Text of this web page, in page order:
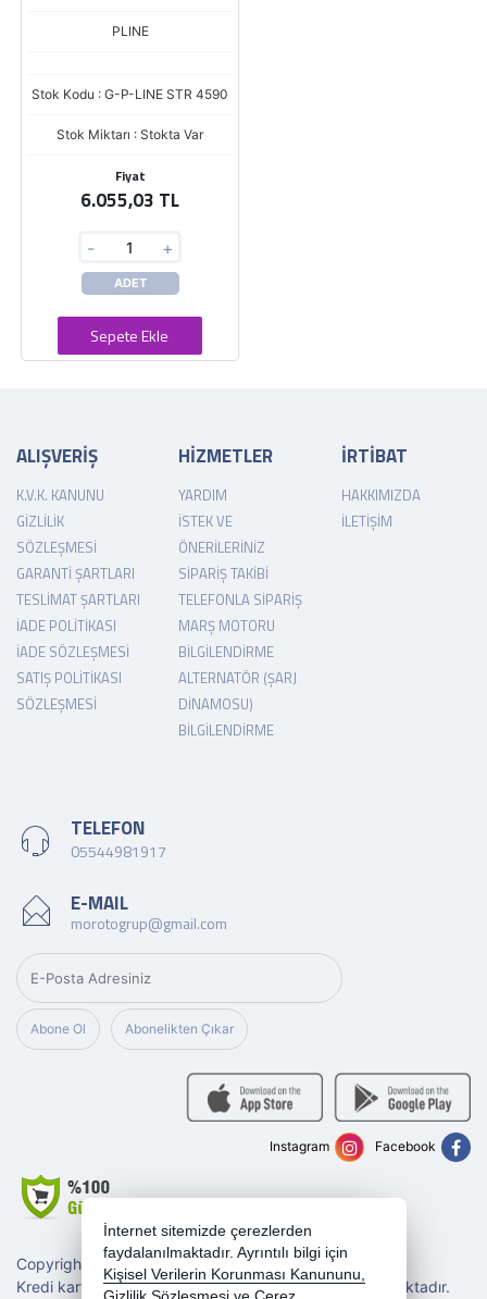
PLINE
Stok Kodu : G-P-LINE STR 4590
Stok Miktarı : Stokta Var
Fiyat
6.055,03 TL
- +
ADET
Sepete Ekle
ALIŞVERİŞ
K.V.K. KANUNU
GIZLILIK
SÖZLEŞMESI
GARANTI ŞARTLARI
TESLIMAT ŞARTLARI
İADE POLITIKASI
İADE SÖZLEŞMESI
SATIŞ POLITIKASI
SÖZLEŞMESI
HİZMETLER
YARDIM
İSTEK VE
ÖNERILERINIZ
SIPARIŞ TAKIBI
TELEFONLA SIPARIŞ
MARŞ MOTORU
BILGILENDIRME
ALTERNATÖR (ŞARJ
DINAMOSU)
BILGILENDIRME
İRTİBAT
HAKKIMIZDA
İLETIŞIM
TELEFON
05544981917
E-MAIL
morotogrup@gmail.com
Abone Ol Abonelikten Çıkar
Copyright 2026 morotogrup.com - Tüm hakları saklıdır.
Kredi kartı bilgileriniz 256bit SSL sertifikası ile korunmaktadır.
Facebook
Instagram
İnternet sitemizde çerezlerden
faydalanılmaktadır. Ayrıntılı bilgi için
Kişisel Verilerin Korunması Kanununu,